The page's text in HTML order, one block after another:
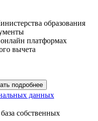
образования
платформах
вычета
подробнее
данных
собственных